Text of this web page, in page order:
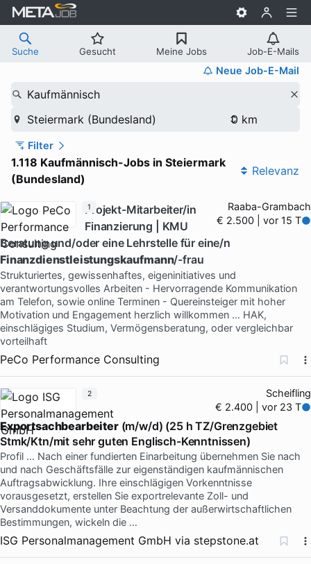
Suche Gesucht Meine Jobs Job-E-Mails
Neue Job-E-Mail
Kaufmännisch
Steiermark (Bundesland)
Filter
1.118 Kaufmännisch-Jobs in Steiermark
(Bundesland)
Relevanz
Raaba-Grambach
€ 2.500 | vor 15 T
Projekt-Mitarbeiter/in
Finanzierung | KMU
Beratung und/oder eine Lehrstelle für eine/n
Finanzdienstleistungskaufmann/-frau
Strukturiertes, gewissenhaftes, eigeninitiatives und
verantwortungsvolles Arbeiten - Hervorragende Kommunikation
am Telefon, sowie online Terminen - Quereinsteiger mit hoher
Motivation und Engagement herzlich willkommen … HAK,
einschlägiges Studium, Vermögensberatung, oder vergleichbar
vorteilhaft
PeCo Performance Consulting
1
Scheifling
€ 2.400 | vor 23 T
Exportsachbearbeiter(m/w/d) (25 h TZ/Grenzgebiet
Stmk/Ktn/mit sehr guten Englisch-Kenntnissen)
Profil … Nach einer fundierten Einarbeitung übernehmen Sie nach
und nach Geschäftsfälle zur eigenständigen kaufmännischen
Auftragsabwicklung. Ihre einschlägigen Vorkenntnisse
vorausgesetzt, erstellen Sie exportrelevante Zoll- und
Versanddokumente unter Beachtung der außerwirtschaftlichen
Bestimmungen, wickeln die …
ISG Personalmanagement GmbH via stepstone.at
2